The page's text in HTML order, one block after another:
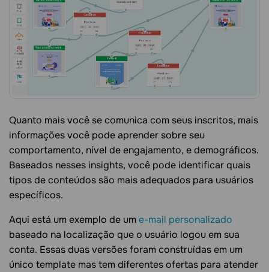
Quanto mais você se comunica com seus inscritos, mais
informações você pode aprender sobre seu
comportamento, nível de engajamento, e demográficos.
Baseados nesses insights, você pode identificar quais
tipos de conteúdos são mais adequados para usuários
específicos.
Aqui está um exemplo de um e-mail personalizado
baseado na localização que o usuário logou em sua
conta. Essas duas versões foram construídas em um
único template mas tem diferentes ofertas para atender